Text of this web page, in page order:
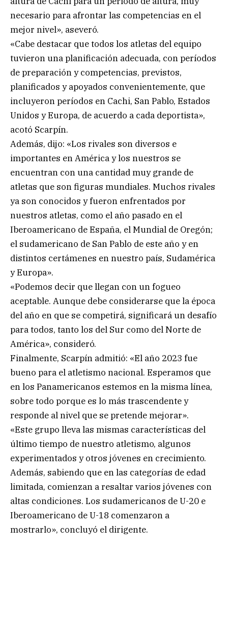
necesario para afrontar las competencias en el
mejor nivel», aseveró.
«Cabe destacar que todos los atletas del equipo
tuvieron una planificación adecuada, con períodos
de preparación y competencias, previstos,
planificados y apoyados convenientemente, que
incluyeron períodos en Cachi, San Pablo, Estados
Unidos y Europa, de acuerdo a cada deportista»,
acotó Scarpín.
Además, dijo: «Los rivales son diversos e
importantes en América y los nuestros se
encuentran con una cantidad muy grande de
atletas que son figuras mundiales. Muchos rivales
ya son conocidos y fueron enfrentados por
nuestros atletas, como el año pasado en el
Iberoamericano de España, el Mundial de Oregón;
el sudamericano de San Pablo de este año y en
distintos certámenes en nuestro país, Sudamérica
y Europa».
«Podemos decir que llegan con un fogueo
aceptable. Aunque debe considerarse que la época
del año en que se competirá, significará un desafío
para todos, tanto los del Sur como del Norte de
América», consideró.
Finalmente, Scarpín admitió: «El año 2023 fue
bueno para el atletismo nacional. Esperamos que
en los Panamericanos estemos en la misma línea,
sobre todo porque es lo más trascendente y
responde al nivel que se pretende mejorar».
«Este grupo lleva las mismas características del
último tiempo de nuestro atletismo, algunos
experimentados y otros jóvenes en crecimiento.
Además, sabiendo que en las categorías de edad
limitada, comienzan a resaltar varios jóvenes con
altas condiciones. Los sudamericanos de U-20 e
Iberoamericano de U-18 comenzaron a
mostrarlo», concluyó el dirigente.